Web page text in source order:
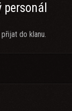
do klanu.